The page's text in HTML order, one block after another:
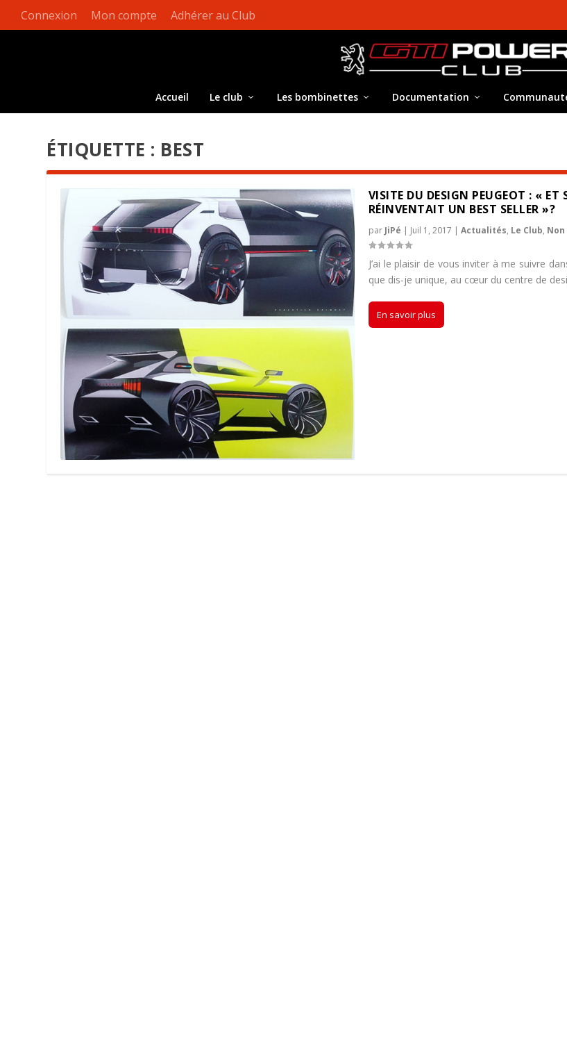
Connexion Mon compte Adhérer au Club
Accueil Le club Les bombinettes Documentation
ÉTIQUETTE : BEST
VISITE DU DESIGN PEUGEOT : « ET
RÉINVENTAIT UN BEST SELLER »?
par JiPé | Juil 1, 2017 | Actualités, Le Club,
J’ai le plaisir de vous inviter à me suivre
que dis-je unique, au cœur du centre de
En savoir plus